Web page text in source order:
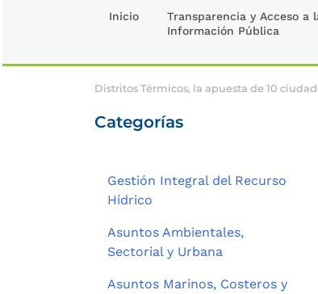
Inicio
Transparencia y Acceso a
Información Pública
Distritos Térmicos, la apuesta de 10
Categorías
Gestión Integral del Recurso
Hídrico
Asuntos Ambientales,
Sectorial y Urbana
Asuntos Marinos, Costeros y